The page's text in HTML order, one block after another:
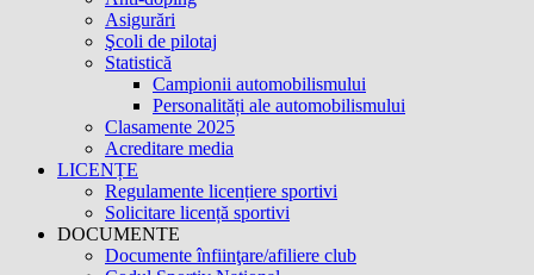
Asigurări
Şcoli de pilotaj
Statistică
Campionii automobilismului
Personalități ale automobilismului
Clasamente 2025
Acreditare media
LICENȚE
Regulamente licențiere sportivi
Solicitare licență sportivi
DOCUMENTE
Documente înfiinţare/afiliere club